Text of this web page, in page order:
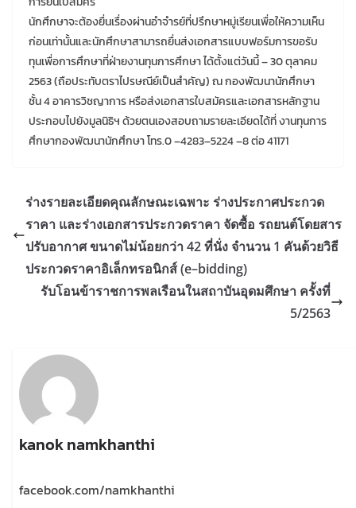
นักศึกษาจะต้องยื่นเรื่องผ่านอําจํารย์ที่ปรึกษาหมู่เรียนเพื่อให้ความเห็น
ก่อนเท่านั้นและนักศึกษาสามารถยื่นส่งเอกสารแบบฟอร์มการขอรับ
ทุนเพื่อการศึกษาที่ฝ่ายงานทุนการศึกษา ได้ตั้งแต่วันนี้ – 30 ตุลาคม
2563 (ถือประทับตราไปรษณีย์เป็นสำคัญ) ณ กองพัฒนานักศึกษา
ชั้น 4 อาคารวิชญาการ หรือส่งเอกสารใบสมัครและเอกสารหลักฐาน
ประกอบไปยังมูลนิธิฯ ด้วยตนเองสอบถามรายละเอียดได้ที่ งานทุนการ
ศึกษากองพัฒนานักศึกษา โทร.0 –4283–5224 –8 ต่อ 41171
ร่างรายละเอียดคุณลักษณะเฉพาะ ร่างประกาศประกวด
ราคา และร่างเอกสารประกวดราคา จัดซื้อ รถยนต์โดยสาร
ปรับอากาศ ขนาดไม่น้อยกว่า 42 ที่นั่ง จำนวน 1 คันด้วยวิธี
ประกวดราคาอิเล็กทรอนิกส์ (e–bidding)
รับโอนข้าราชการพลเรือนในสถาบันอุดมศึกษา ครั้งที่
5/2563
kanok namkhanthi
facebook.com/namkhanthi